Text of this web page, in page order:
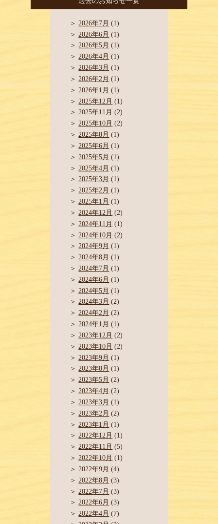
2026年7月 (1)
2026年6月 (1)
2026年5月 (1)
2026年4月 (1)
2026年3月 (1)
2026年2月 (1)
2026年1月 (1)
2025年12月 (1)
2025年11月 (2)
2025年10月 (2)
2025年8月 (1)
2025年6月 (1)
2025年5月 (1)
2025年4月 (1)
2025年3月 (1)
2025年2月 (1)
2025年1月 (1)
2024年12月 (2)
2024年11月 (1)
2024年10月 (2)
2024年9月 (1)
2024年8月 (1)
2024年7月 (1)
2024年6月 (1)
2024年5月 (1)
2024年3月 (2)
2024年2月 (2)
2024年1月 (1)
2023年12月 (2)
2023年10月 (2)
2023年9月 (1)
2023年8月 (1)
2023年5月 (2)
2023年4月 (2)
2023年3月 (1)
2023年2月 (2)
2023年1月 (1)
2022年12月 (1)
2022年11月 (5)
2022年10月 (1)
2022年9月 (4)
2022年8月 (3)
2022年7月 (3)
2022年6月 (3)
2022年4月 (7)